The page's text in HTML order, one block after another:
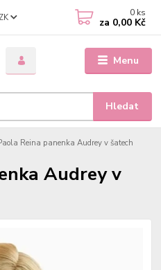
Menu
Hledat
0 ks
za 0,00 Kč
Reina panenka Audrey v šatech
Audrey v